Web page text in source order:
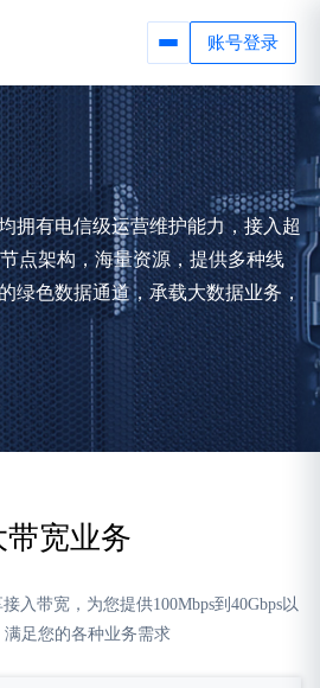
账号登录
拥有电信级运营维护能力，接入超
点架构，海量资源，提供多种线
绿色数据通道，承载大数据业务，
带宽业务
入带宽，为您提供100Mbps到40Gbps以
满足您的各种业务需求